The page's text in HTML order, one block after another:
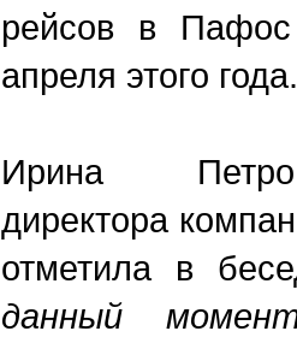
рейсов в
апреля этого года.
Ирина
директора
отметила в
данный